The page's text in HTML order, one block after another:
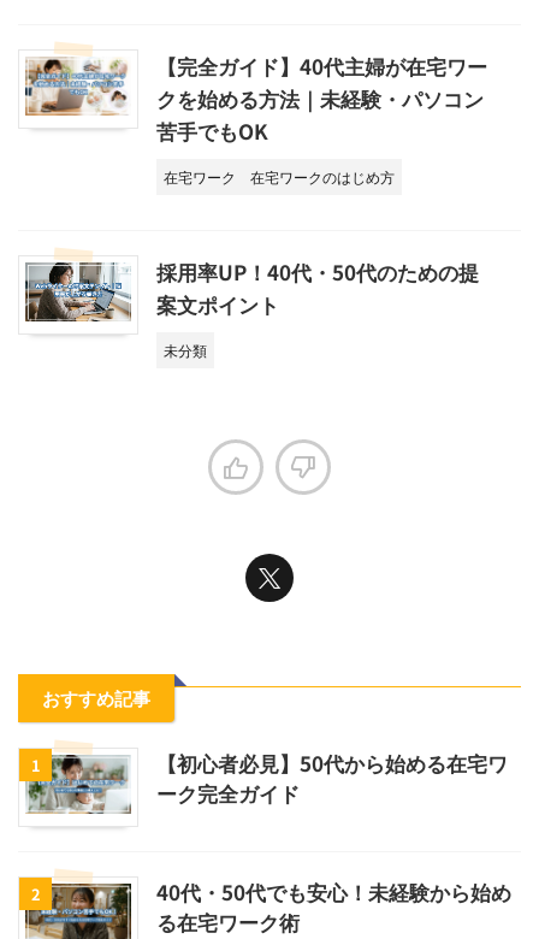
【完全ガイド】40代主婦が在宅ワー
クを始める方法｜未経験・パソコン
苦手でもOK
在宅ワーク 在宅ワークのはじめ方
採用率UP！40代・50代のための提
案文ポイント
未分類
おすすめ記事
1
【初心者必見】50代から始める在宅ワ
ーク完全ガイド
2
40代・50代でも安心！未経験から始め
る在宅ワーク術